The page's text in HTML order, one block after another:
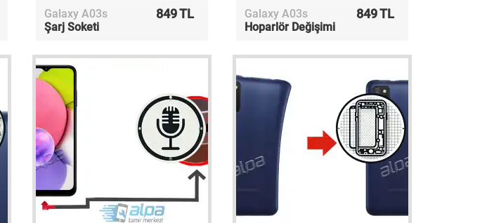
Galaxy A03s 849 TL
Şarj Soketi
Galaxy A03s 849 TL
Hoparlör Değişimi